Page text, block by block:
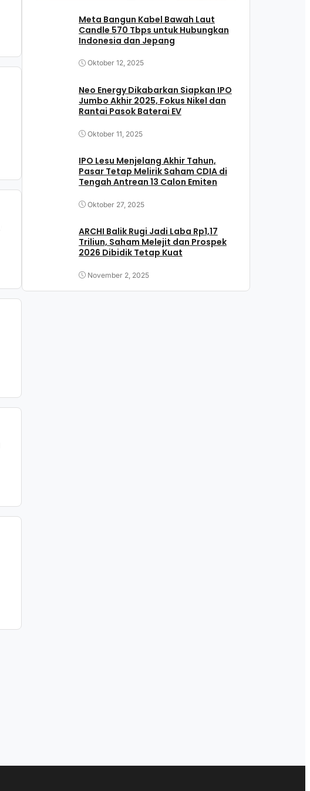
Meta Bangun Kabel Bawah Laut
Candle 570 Tbps untuk Hubungkan
Indonesia dan Jepang
Oktober 12, 2025
Neo Energy Dikabarkan Siapkan IPO
Jumbo Akhir 2025, Fokus Nikel dan
Rantai Pasok Baterai EV
Oktober 11, 2025
IPO Lesu Menjelang Akhir Tahun,
Pasar Tetap Melirik Saham CDIA di
Tengah Antrean 13 Calon Emiten
Oktober 27, 2025
ARCHI Balik Rugi Jadi Laba Rp1,17
Triliun, Saham Melejit dan Prospek
2026 Dibidik Tetap Kuat
November 2, 2025